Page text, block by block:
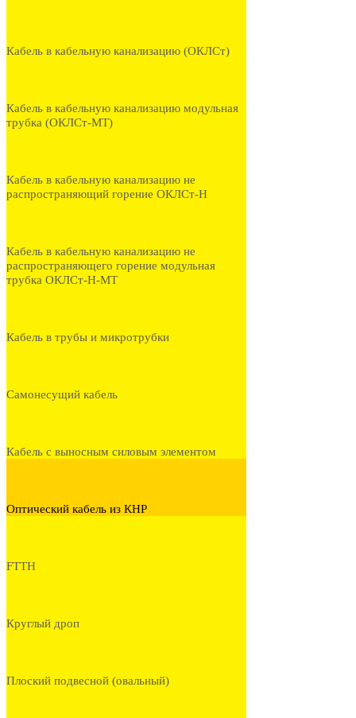
Кабель в кабельную канализацию (ОКЛСт)
Кабель в кабельную канализацию модульная
трубка (ОКЛСт-МТ)
Кабель в кабельную канализацию не
распространяющий горение ОКЛСт-Н
Кабель в кабельную канализацию не
распространяющего горение модульная
трубка ОКЛСт-Н-МТ
Кабель в трубы и микротрубки
Самонесущий кабель
Кабель с выносным силовым элементом
Оптический кабель из КНР
FTTH
Круглый дроп
Плоский подвесной (овальный)